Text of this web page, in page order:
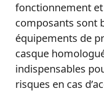
fonctionnement
composants sont
équipements de
casque
indispensables
risques en cas